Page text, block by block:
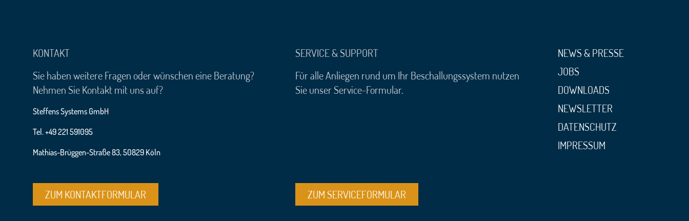
KONTAKT
Sie haben weitere Fragen oder wünschen eine Beratung?
Nehmen Sie Kontakt mit uns auf?
Steffens Systems GmbH
Tel. +49 221 591095
Mathias-Brüggen-Straße 83, 50829 Köln
ZUM KONTAKTFORMULAR
SERVICE & SUPPORT
Für alle Anliegen rund um Ihr Beschallungssystem nutzen
Sie unser Service-Formular.
ZUM SERVICEFORMULAR
NEWS & PRESSE
JOBS
DOWNLOADS
NEWSLETTER
DATENSCHUTZ
IMPRESSUM